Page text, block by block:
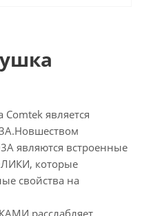
является
являются встроенные
которые
свойства на
расслабляет